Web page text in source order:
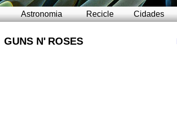
Astronomia Recicle Cidades
GUNS N' ROSES